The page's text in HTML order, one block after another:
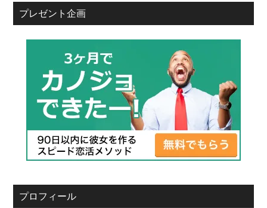
プレゼント企画
プロフィール